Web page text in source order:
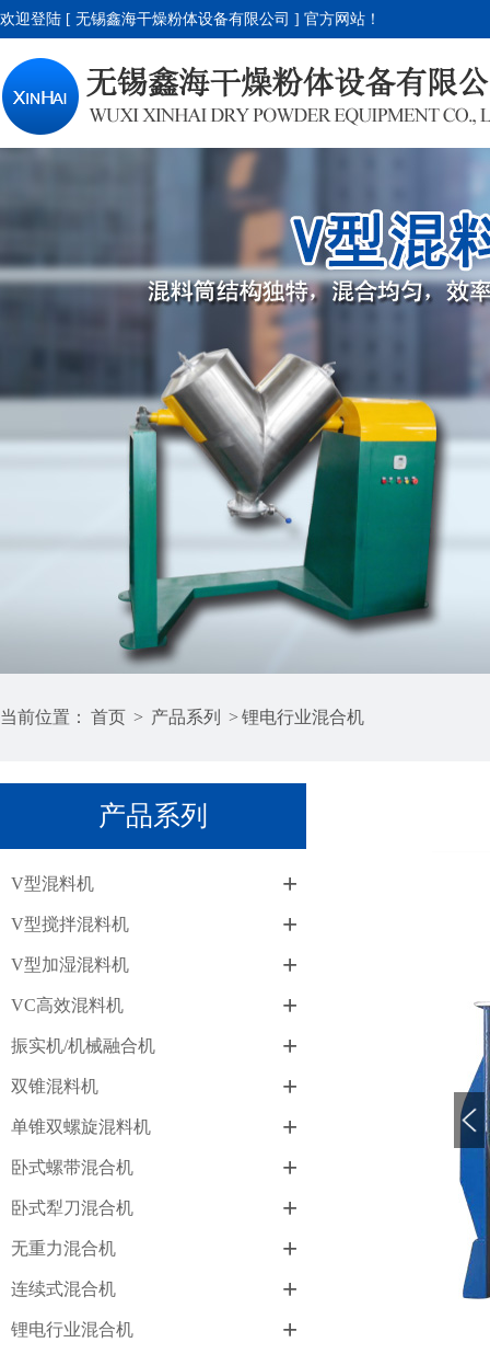
欢迎登陆 [ 无锡鑫海干燥粉体设备有限公司 ] 官方网站！
当前位置： 首页 > 产品系列 > 锂电行业混合机
产品系列
V型混料机 +
V型搅拌混料机 +
V型加湿混料机 +
VC高效混料机 +
振实机/机械融合机 +
双锥混料机 +
单锥双螺旋混料机 +
卧式螺带混合机 +
卧式犁刀混合机 +
无重力混合机 +
连续式混合机 +
锂电行业混合机 +